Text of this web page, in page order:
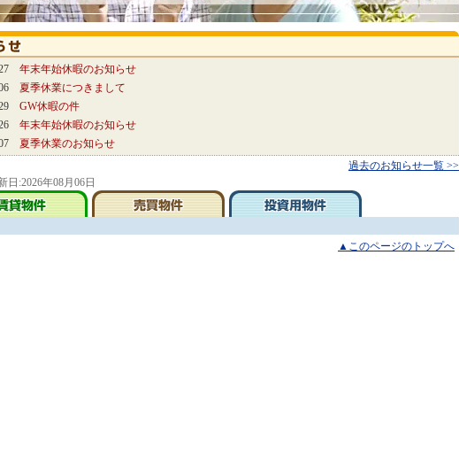
年末年始休暇のお知らせ
夏季休業につきまして
GW休暇の件
年末年始休暇のお知らせ
夏季休業のお知らせ
過去のお知らせ一覧 >>
日:2026年08月06日
▲このページのトップへ